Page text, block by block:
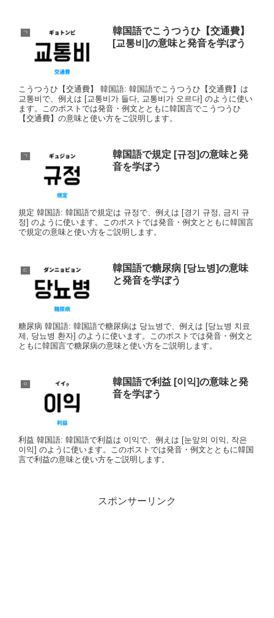
ㄱ
韓国語でこうつうひ【交通費】
[교통비]の意味と発音を学ぼう
こうつうひ【交通費】 韓国語: 韓国語でこうつうひ【交通費】は
교통비で、例えは [교통비가 들다, 교통비가 오르다] のように使い
ます。このポストでは発音・例文とともに韓国言でこうつうひ
【交通費】の意味と使い方をご説明します。
ㄱ
韓国語で規定 [규정]の意味と発
音を学ぼう
規定 韓国語: 韓国語で規定は 규정で、例えは [경기 규정, 금지 규
정] のように使います。このポストでは発音・例文とともに韓国言
で規定の意味と使い方をご説明します。
ㄷ
韓国語で糖尿病 [당뇨병]の意味
と発音を学ぼう
糖尿病 韓国語: 韓国語で糖尿病は 당뇨병で、例えは [당뇨병 치료
제, 당뇨병 환자] のように使います。このポストでは発音・例文と
ともに韓国言で糖尿病の意味と使い方をご説明します。
ㅇ
韓国語で利益 [이익]の意味と発
音を学ぼう
利益 韓国語: 韓国語で利益は 이익で、例えは [눈앞의 이익, 작은
이익] のように使います。このポストでは発音・例文とともに韓国
言で利益の意味と使い方をご説明します。
スポンサーリンク